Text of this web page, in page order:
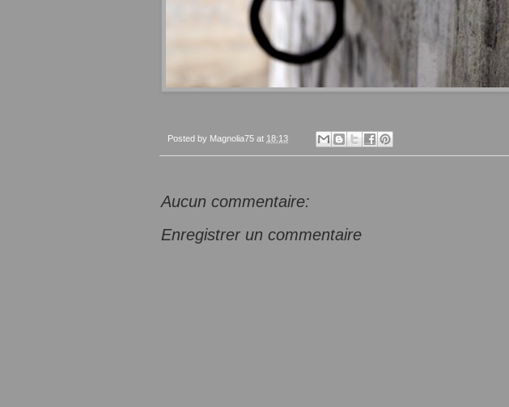
Posted by Magnolia75 at 18:13
Aucun commentaire:
Enregistrer un commentaire